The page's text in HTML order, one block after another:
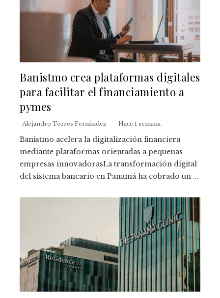
Banistmo crea plataformas digitales
para facilitar el financiamiento a
pymes
Alejandro Torres Fernández Hace 1 semana
Banistmo acelera la digitalización financiera
mediante plataformas orientadas a pequeñas
empresas innovadorasLa transformación digital
del sistema bancario en Panamá ha cobrado un ...